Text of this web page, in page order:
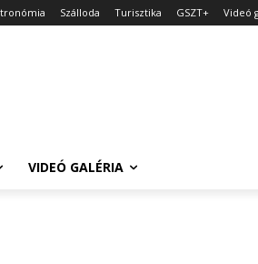
Szálloda Turisztika GSZT+ Videó
VIDEÓ GALÉRIA